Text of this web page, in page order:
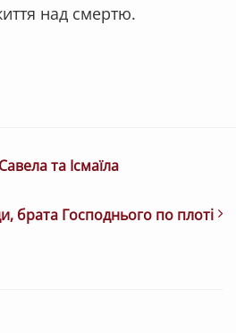
над смертю.
та Ісмаїла
брата Господнього по плоті